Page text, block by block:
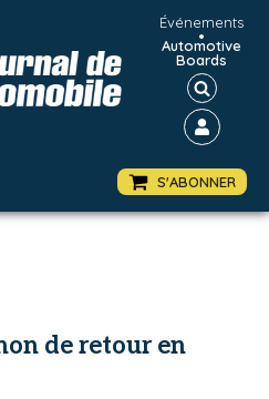
Événements
•
Automotive
Boards
S'ABONNER
de retour en